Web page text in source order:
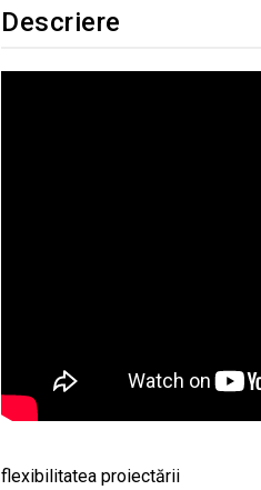
Descriere
flexibilitatea proiectării